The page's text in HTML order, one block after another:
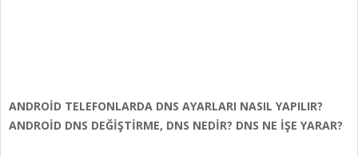
ANDROİD TELEFONLARDA DNS AYARLARI NASIL YAPILIR?
ANDROİD DNS DEĞİŞTİRME, DNS NEDİR? DNS NE İŞE YARAR?